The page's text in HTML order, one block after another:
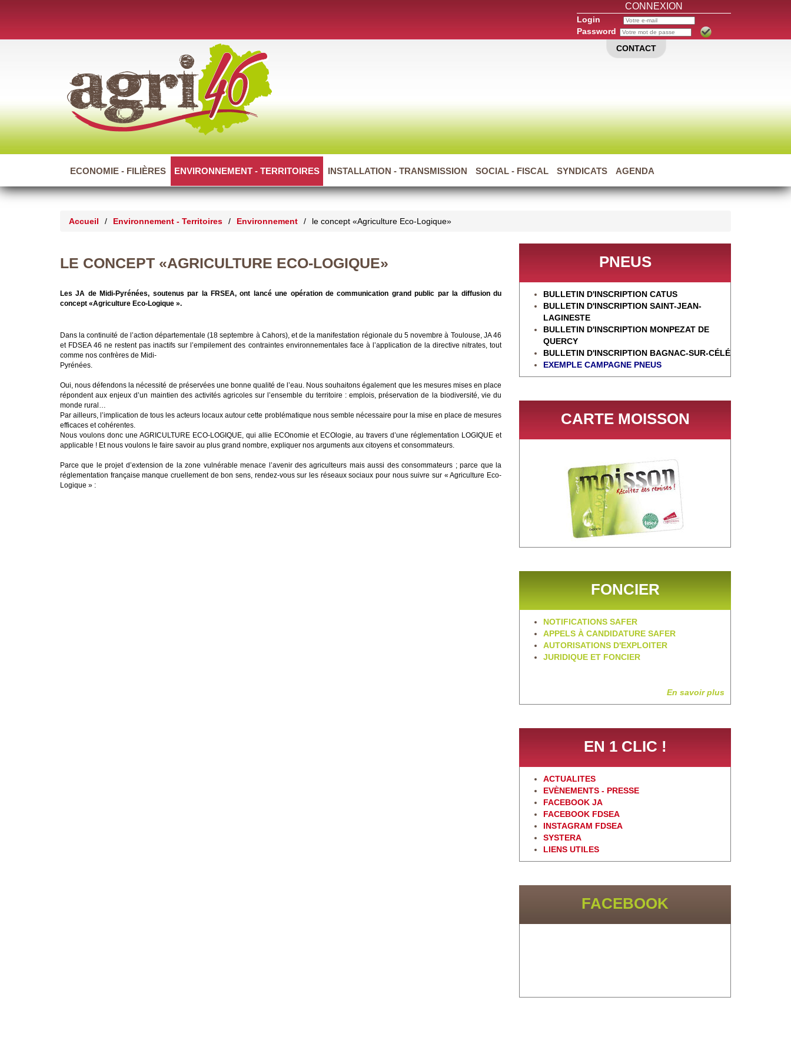
CONNEXION
Login
Password
CONTACT
ECONOMIE - FILIÈRES ENVIRONNEMENT - TERRITOIRES INSTALLATION - TRANSMISSION SOCIAL - FISCAL SYNDICATS AGENDA
Accueil / Environnement - Territoires / Environnement / le concept «Agriculture Eco-Logique»
LE CONCEPT «AGRICULTURE ECO-LOGIQUE»
Les JA de Midi-Pyrénées, soutenus par la FRSEA, ont lancé une opération de communication grand public par la diffusion du
concept «Agriculture Eco-Logique ».
Dans la continuité de l’action départementale (18 septembre à Cahors), et de la manifestation régionale du 5 novembre à Toulouse, JA 46
et FDSEA 46 ne restent pas inactifs sur l’empilement des contraintes environnementales face à l’application de la directive nitrates, tout
comme nos confrères de Midi-
Pyrénées.
Oui, nous défendons la nécessité de préservées une bonne qualité de l’eau. Nous souhaitons également que les mesures mises en place
répondent aux enjeux d’un maintien des activités agricoles sur l’ensemble du territoire : emplois, préservation de la biodiversité, vie du
monde rural…
Par ailleurs, l’implication de tous les acteurs locaux autour cette problématique nous semble nécessaire pour la mise en place de mesures
efficaces et cohérentes.
Nous voulons donc une AGRICULTURE ECO-LOGIQUE, qui allie ECOnomie et ECOlogie, au travers d’une réglementation LOGIQUE et
applicable ! Et nous voulons le faire savoir au plus grand nombre, expliquer nos arguments aux citoyens et consommateurs.
Parce que le projet d’extension de la zone vulnérable menace l’avenir des agriculteurs mais aussi des consommateurs ; parce que la
réglementation française manque cruellement de bon sens, rendez-vous sur les réseaux sociaux pour nous suivre sur « Agriculture Eco-
Logique » :
PNEUS
BULLETIN D'INSCRIPTION CATUS
BULLETIN D'INSCRIPTION SAINT-JEAN-
LAGINESTE
BULLETIN D'INSCRIPTION MONPEZAT DE
QUERCY
BULLETIN D'INSCRIPTION BAGNAC-SUR-CÉLÉ
EXEMPLE CAMPAGNE PNEUS
CARTE MOISSON
FONCIER
NOTIFICATIONS SAFER
APPELS À CANDIDATURE SAFER
AUTORISATIONS D'EXPLOITER
JURIDIQUE ET FONCIER
En savoir plus
EN 1 CLIC !
ACTUALITES
EVÈNEMENTS - PRESSE
FACEBOOK JA
FACEBOOK FDSEA
INSTAGRAM FDSEA
SYSTERA
LIENS UTILES
FACEBOOK